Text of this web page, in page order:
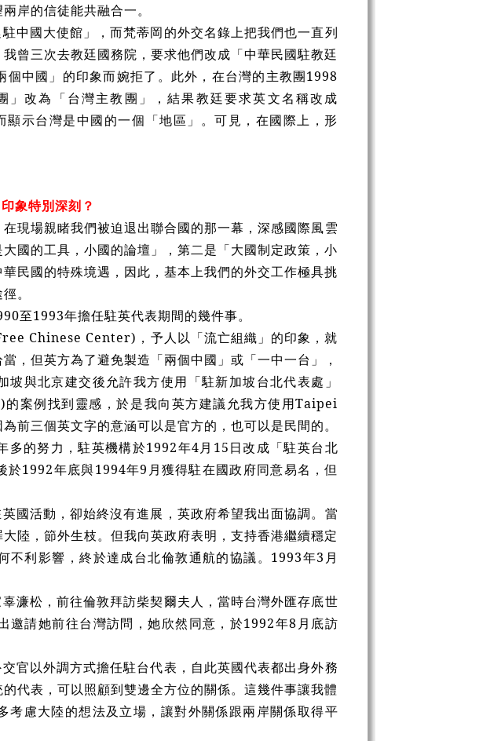
岸的信徒能共融合一。
中國大使館」，而梵蒂岡的外交名錄上把我們也一直列
曾三次去教廷國務院，要求他們改成「中華民國駐教廷
中國」的印象而婉拒了。此外，在台灣的主教團1998
改為「台灣主教團」，結果教廷要求英文名稱改成
示台灣是中國的一個「地區」。可見，在國際上，形
象特別深刻？
現場親睹我們被迫退出聯合國的那一幕，深感國際風雲
國的工具，小國的論壇」，第二是「大國制定政策，小
民國的特殊境遇，因此，基本上我們的外交工作極具挑
。
至1993年擔任駐英代表期間的幾件事。
Chinese Center)，予人以「流亡組織」的印象，就
，但英方為了避免製造「兩個中國」或「一中一台」，
與北京建交後允許我方使用「駐新加坡台北代表處」
例找到靈感，於是我向英方建議允我方使用Taipei
三個英文字的意涵可以是官方的，也可以是民間的。
多的努力，駐英機構於1992年4月15日改成「駐英台北
1992年底與1994年9月獲得駐在國政府同意易名，但
國活動，卻始終沒有進展，英政府希望我出面協調。當
陸，節外生枝。但我向英政府表明，支持香港繼續穩定
不利影響，終於達成台北倫敦通航的協議。1993年3月
濂松，前往倫敦拜訪柴契爾夫人，當時台灣外匯存底世
邀請她前往台灣訪問，她欣然同意，於1992年8月底訪
官以外調方式擔任駐台代表，自此英國代表都出身外務
代表，可以照顧到雙邊全方位的關係。這幾件事讓我體
考慮大陸的想法及立場，讓對外關係跟兩岸關係取得平